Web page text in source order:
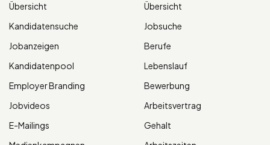
Übersicht
Kandidatensuche
Jobanzeigen
Kandidatenpool
Employer Branding
Jobvideos
E-Mailings
Übersicht
Jobsuche
Berufe
Lebenslauf
Bewerbung
Arbeitsvertrag
Gehalt